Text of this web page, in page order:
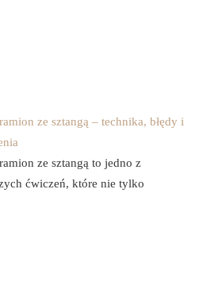
ze sztangą – technika, błędy i
ze sztangą to jedno z
ćwiczeń, które nie tylko